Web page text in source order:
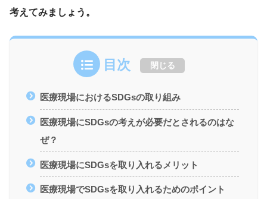
考えてみましょう。
目次 閉じる
医療現場におけるSDGsの取り組み
医療現場にSDGsの考えが必要だとされるのはな
ぜ？
医療現場にSDGsを取り入れるメリット
医療現場でSDGsを取り入れるためのポイント